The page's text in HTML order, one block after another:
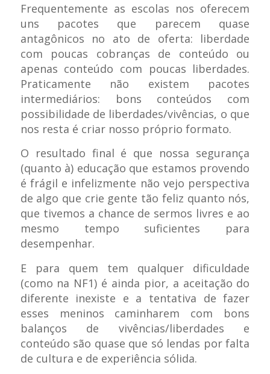
Frequentemente as escolas nos oferecem
uns pacotes que parecem quase
antagônicos no ato de oferta: liberdade
com poucas cobranças de conteúdo ou
apenas conteúdo com poucas liberdades.
Praticamente não existem pacotes
intermediários: bons conteúdos com
possibilidade de liberdades/vivências, o que
nos resta é criar nosso próprio formato.
O resultado final é que nossa segurança
(quanto à) educação que estamos provendo
é frágil e infelizmente não vejo perspectiva
de algo que crie gente tão feliz quanto nós,
que tivemos a chance de sermos livres e ao
mesmo tempo suficientes para
desempenhar.
E para quem tem qualquer dificuldade
(como na NF1) é ainda pior, a aceitação do
diferente inexiste e a tentativa de fazer
esses meninos caminharem com bons
balanços de vivências/liberdades e
conteúdo são quase que só lendas por falta
de cultura e de experiência sólida.